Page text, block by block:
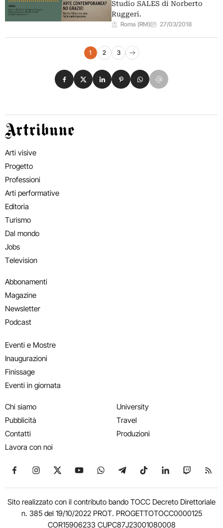
Studio SALES di Norberto
Ruggeri.
Roma (RM) 27/03/2018
Navigazione eventi
1 2 3
Pagina successiva
Condividi su Facebook
Condividi su X
Condividi su LinkedIn
Condividi su Pinterest
Condividi su WhatsApp
Condividi su Email
Artribune
Arti visive
Progetto
Professioni
Arti performative
Editoria
Turismo
Dal mondo
Jobs
Television
Abbonamenti
Magazine
Newsletter
Podcast
Eventi e Mostre
Inaugurazioni
Finissage
Eventi in giornata
Chi siamo
Pubblicità
Contatti
Lavora con noi
University
Travel
Produzioni
Seguici su Facebook
Seguici su Instagram
Seguici su X
Seguici su YouTube
Seguici su WhatsApp
Seguici su Telegram
Seguici su TikTok
Seguici su
Seguici
Sito realizzato con il contributo bando TOCC Decreto Direttoriale
n. 385 del 19/10/2022 PROT. PROGETTOTOCC0000125
COR15906233 CUPC87J23001080008